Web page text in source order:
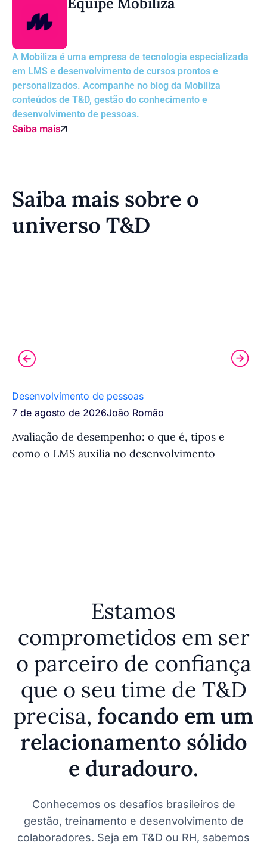
A Mobiliza é uma empresa de tecnologia especializada
em LMS e desenvolvimento de cursos prontos e
personalizados. Acompanhe no blog da Mobiliza
conteúdos de T&D, gestão do conhecimento e
desenvolvimento de pessoas.
Saiba mais
Saiba mais sobre o
universo T&D
Desenvolvimento de pessoas
7 de agosto de 2026João Romão
Avaliação de desempenho: o que é, tipos e
como o LMS auxilia no desenvolvimento
Estamos
comprometidos em ser
o parceiro de confiança
que o seu time de T&D
precisa, focando em um
relacionamento sólido
e duradouro.
Conhecemos os desafios brasileiros de
gestão, treinamento e desenvolvimento de
colaboradores. Seja em T&D ou RH, sabemos